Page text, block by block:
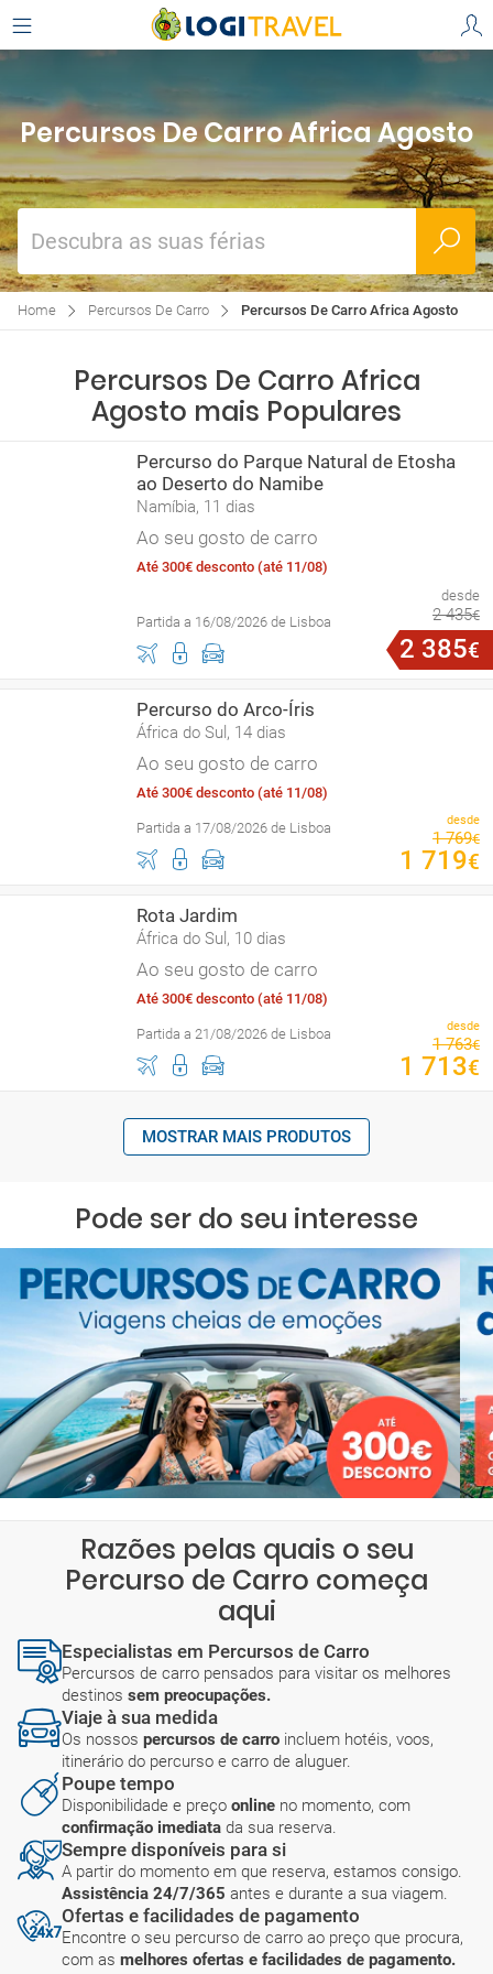
Percursos De Carro Africa Agosto
Descubra as suas férias
Home Percursos De Carro Percursos De Carro Africa Agosto
Percursos De Carro Africa
Agosto mais Populares
Percurso do Parque Natural de Etosha
ao Deserto do Namibe
Namíbia, 11 dias
Ao seu gosto de carro
Até 300€ desconto (até 11/08)
Partida a 16/08/2026 de Lisboa
desde
2 435€
2 385€
Percurso do Arco-Íris
África do Sul, 14 dias
Ao seu gosto de carro
Até 300€ desconto (até 11/08)
Partida a 17/08/2026 de Lisboa desde
1 769€
1 719€
Rota Jardim
África do Sul, 10 dias
Ao seu gosto de carro
Até 300€ desconto (até 11/08)
Partida a 21/08/2026 de Lisboa desde
1 763€
1 713€
MOSTRAR MAIS PRODUTOS
Pode ser do seu interesse
Razões pelas quais o seu
Percurso de Carro começa
aqui
Especialistas em Percursos de Carro
Percursos de carro pensados para visitar os melhores
destinos sem preocupações.
Viaje à sua medida
Os nossos percursos de carro incluem hotéis, voos,
itinerário do percurso e carro de aluguer.
Poupe tempo
Disponibilidade e preço online no momento, com
confirmação imediata da sua reserva.
Sempre disponíveis para si
A partir do momento em que reserva, estamos consigo.
Assistência 24/7/365 antes e durante a sua viagem.
Ofertas e facilidades de pagamento
Encontre o seu percurso de carro ao preço que procura,
com as melhores ofertas e facilidades de pagamento.